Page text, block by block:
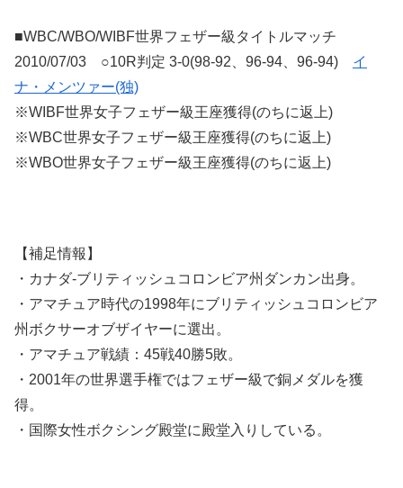
■WBC/WBO/WIBF世界フェザー級タイトルマッチ
2010/07/03 ○10R判定 3-0(98-92、96-94、96-94) イ
ナ・メンツァー(独)
※WIBF世界女子フェザー級王座獲得(のちに返上)
※WBC世界女子フェザー級王座獲得(のちに返上)
※WBO世界女子フェザー級王座獲得(のちに返上)
【補足情報】
・カナダ-ブリティッシュコロンビア州ダンカン出身。
・アマチュア時代の1998年にブリティッシュコロンビア
州ボクサーオブザイヤーに選出。
・アマチュア戦績：45戦40勝5敗。
・2001年の世界選手権ではフェザー級で銅メダルを獲
得。
・国際女性ボクシング殿堂に殿堂入りしている。